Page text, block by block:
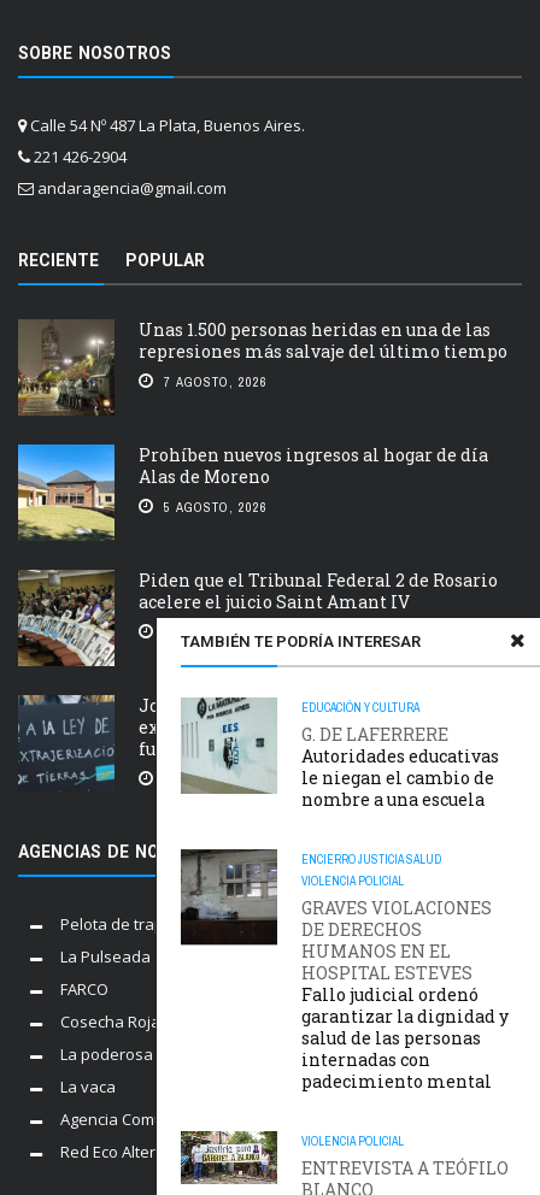
TAMBIÉN TE PODRÍA INTERESAR
EDUCACIÓN Y CULTURA
G. DE LAFERRERE
Autoridades educativas
le niegan el cambio de
nombre a una escuela
ENCIERROJUSTICIASALUD
VIOLENCIA POLICIAL
GRAVES VIOLACIONES
DE DERECHOS
HUMANOS EN EL
HOSPITAL ESTEVES
Fallo judicial ordenó
garantizar la dignidad y
salud de las personas
internadas con
padecimiento mental
VIOLENCIA POLICIAL
ENTREVISTA A TEÓFILO
BLANCO
SOBRE NOSOTROS
Calle 54 Nº 487 La Plata, Buenos Aires.
221 426-2904
andaragencia@gmail.com
RECIENTE POPULAR
Unas 1.500 personas heridas en una de las
represiones más salvaje del último tiempo
7 AGOSTO, 2026
Prohíben nuevos ingresos al hogar de día
Alas de Moreno
5 AGOSTO, 2026
Piden que el Tribunal Federal 2 de Rosario
acelere el juicio Saint Amant IV
5 AGOSTO, 2026
Jornada nacional en rechazo a la
extranjerización de tierras, manejo del
fuego y desalojos
5 AGOSTO, 2026
AGENCIAS DE NOTICIAS AMIGAS
Pelota de trapo
La Pulseada
FARCO
Cosecha Roja
La poderosa
La vaca
Agencia Comunica
Red Eco Alternativo